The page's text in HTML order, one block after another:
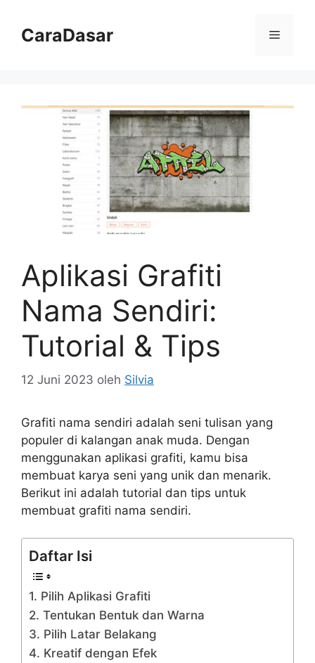
CaraDasar Menu
Aplikasi Grafiti
Nama Sendiri:
Tutorial & Tips
12 Juni 2023 oleh Silvia
Grafiti nama sendiri adalah seni tulisan yang
populer di kalangan anak muda. Dengan
menggunakan aplikasi grafiti, kamu bisa
membuat karya seni yang unik dan menarik.
Berikut ini adalah tutorial dan tips untuk
membuat grafiti nama sendiri.
Daftar Isi
1. Pilih Aplikasi Grafiti
2. Tentukan Bentuk dan Warna
3. Pilih Latar Belakang
4. Kreatif dengan Efek